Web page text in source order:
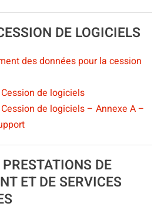
DE LOGICIELS
des données pour la cession
de logiciels
de logiciels – Annexe A –
DE
ET DE SERVICES